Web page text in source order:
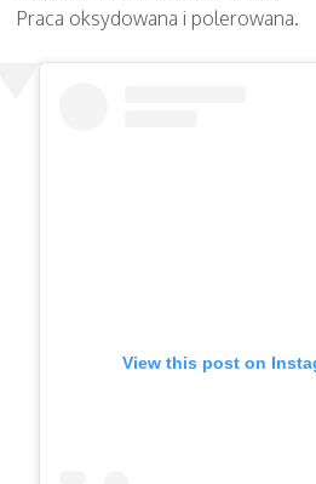
Praca oksydowana i polerowana.
View this post on